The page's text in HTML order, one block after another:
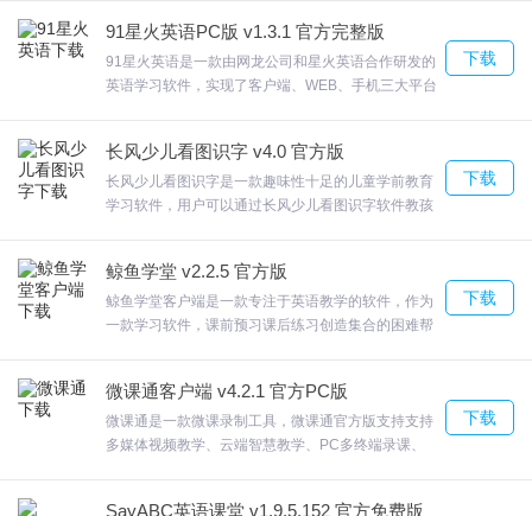
更改
3) 教师如调整至地区之外请助理在微信童学APP全国启动群：按此
4) 学员如调整至地区之外请助理在微信童学APP全国启动群：按此
格式提供[学员姓名] [学员账号] [调整至哪一个分校的具体班级] [授课
6.为什么教师反馈学员作业分数不对或教师发布的作业不对，我该怎
样帮助教师查询？
查询教师发布的作业情况
2) 在列表信息前点击详情即可查看该班学员作业分数情况
体验。
91星火英语PC版 v1.3.1 官方完整版
91星火英语是一款由网龙公司和星火英语合作研发的
英语学习软件，实现了客户端、WEB、手机三大平台
视区域为用户学习英语提供了很大帮助。欢迎来合众
软件园下载体验。
下载
长风少儿看图识字 v4.0 官方版
长风少儿看图识字是一款趣味性十足的儿童学前教育
学习软件，用户可以通过长风少儿看图识字软件教孩
新求异欲，---图片特效切换长风少儿看图识字用户可
以通过长风少儿看图识字软件教孩子识字，欢迎来合
众软件园下载体验。
下载
鲸鱼学堂 v2.2.5 官方版
鲸鱼学堂客户端是一款专注于英语教学的软件，作为
一款学习软件，课前预习课后练习创造集合的困难帮
体验。
下载
微课通客户端 v4.2.1 官方PC版
微课通是一款微课录制工具，微课通官方版支持支持
多媒体视频教学、云端智慧教学、PC多终端录课、
下载
SayABC英语课堂 v1.9.5.152 官方免费版